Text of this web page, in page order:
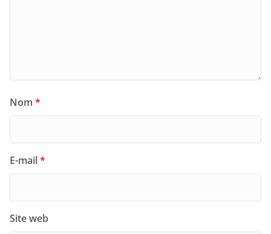
Nom *
E-mail*
Site web